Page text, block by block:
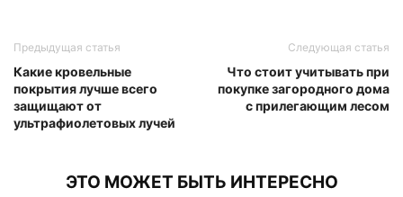
Предыдущая статья
Какие кровельные
покрытия лучше всего
защищают от
ультрафиолетовых лучей
Следующая статья
Что стоит учитывать при
покупке загородного дома
с прилегающим лесом
ЭТО МОЖЕТ БЫТЬ ИНТЕРЕСНО